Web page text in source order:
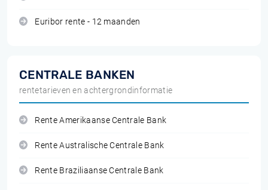
Euribor rente - 12 maanden
CENTRALE BANKEN
rentetarieven en achtergrondinformatie
Rente Amerikaanse Centrale Bank
Rente Australische Centrale Bank
Rente Braziliaanse Centrale Bank